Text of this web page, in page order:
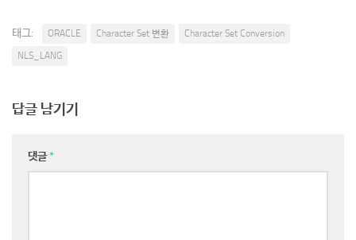
태그: ORACLE Character Set 변환
Character Set Conversion
NLS_LANG
답글 남기기
댓글*